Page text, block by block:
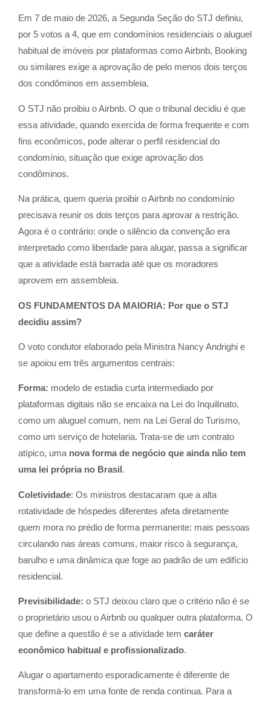
Em 7 de maio de 2026, a Segunda Seção do STJ definiu,
por 5 votos a 4, que em condomínios residenciais o aluguel
habitual de imóveis por plataformas como Airbnb, Booking
ou similares exige a aprovação de pelo menos dois terços
dos condôminos em assembleia.
O STJ não proibiu o Airbnb. O que o tribunal decidiu é que
essa atividade, quando exercida de forma frequente e com
fins econômicos, pode alterar o perfil residencial do
condomínio, situação que exige aprovação dos
condôminos.
Na prática, quem queria proibir o Airbnb no condomínio
precisava reunir os dois terços para aprovar a restrição.
Agora é o contrário: onde o silêncio da convenção era
interpretado como liberdade para alugar, passa a significar
que a atividade está barrada até que os moradores
aprovem em assembleia.
OS FUNDAMENTOS DA MAIORIA: Por que o STJ
decidiu assim?
O voto condutor elaborado pela Ministra Nancy Andrighi e
se apoiou em três argumentos centrais:
Forma: modelo de estadia curta intermediado por
plataformas digitais não se encaixa na Lei do Inquilinato,
como um aluguel comum, nem na Lei Geral do Turismo,
como um serviço de hotelaria. Trata-se de um contrato
atípico, uma nova forma de negócio que ainda não tem
uma lei própria no Brasil.
Coletividade: Os ministros destacaram que a alta
rotatividade de hóspedes diferentes afeta diretamente
quem mora no prédio de forma permanente: mais pessoas
circulando nas áreas comuns, maior risco à segurança,
barulho e uma dinâmica que foge ao padrão de um edifício
residencial.
Previsibilidade: o STJ deixou claro que o critério não é se
o proprietário usou o Airbnb ou qualquer outra plataforma. O
que define a questão é se a atividade tem caráter
econômico habitual e profissionalizado.
Alugar o apartamento esporadicamente é diferente de
transformá-lo em uma fonte de renda contínua. Para a